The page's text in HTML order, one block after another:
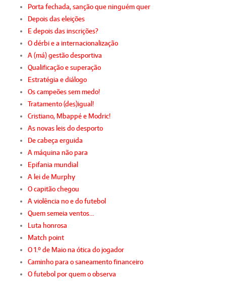
Porta fechada, sanção que ninguém quer
Depois das eleições
E depois das inscrições?
O dérbi e a internacionalização
A (má) gestão desportiva
Qualificação e superação
Estratégia e diálogo
Os campeões sem medo!
Tratamento (des)igual!
Cristiano, Mbappé e Modric!
As novas leis do desporto
De cabeça erguida
A máquina não para
Epifania mundial
A lei de Murphy
O capitão chegou
A violência no e do futebol
Quem semeia ventos…
Luta honrosa
Match point
O 1.º de Maio na ótica do jogador
Caminho para o saneamento financeiro
O futebol por quem o observa